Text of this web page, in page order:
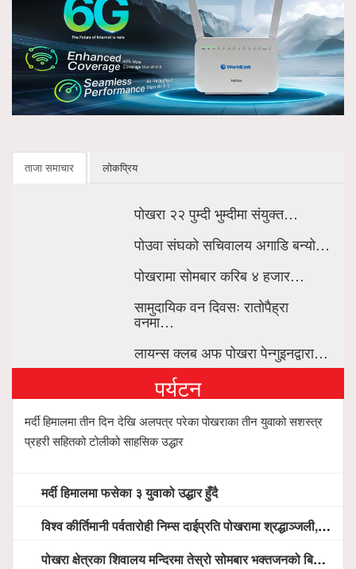
ताजा समाचार लोकप्रिय
पोखरा २२ पुम्दी भुम्दीमा संयुक्त…
पोउवा संघको सचिवालय अगाडि बन्यो…
पोखरामा सोमबार करिब ४ हजार…
सामुदायिक वन दिवसः रातोपैह्रा
वनमा…
लायन्स क्लब अफ पोखरा पेन्गुइनद्वारा…
पर्यटन
मर्दी हिमालमा तीन दिन देखि अलपत्र परेका पोखराका तीन युवाको सशस्त्र
प्रहरी सहितको टोलीको साहसिक उद्धार
मर्दी हिमालमा फसेका ३ युवाको उद्धार हुँदै
विश्व कीर्तिमानी पर्वतारोही निम्स दाईप्रति पोखरामा श्रद्धाञ्जली, दीप प्रज्वलन गर्दै योगदानको प्रशंसा (भिडियो सहित)
पोखरा क्षेत्रका शिवालय मन्दिरमा तेस्रो सोमबार भक्तजनको बिहानैदेखि घुइँचो